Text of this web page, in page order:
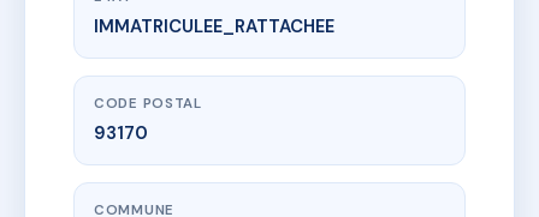
www.vme.plus/AD7044860
SDC 48/54 RUE SADI CARNOT/33 RUE MALMAISON
48 r sadi carnot93170 Bagnolet
IMMATRICULEE_RATTACHEE
CODE POSTAL
93170
COMMUNE